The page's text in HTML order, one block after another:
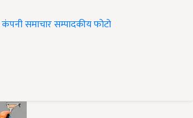
कंपनी समाचारसम्पादकीयफोटो